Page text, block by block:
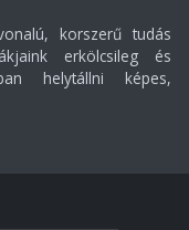
korszerű tudás
erkölcsileg és
helytállni képes,